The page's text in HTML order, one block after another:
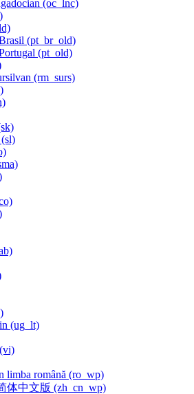
‎(oc_lnc)‎
‎(pt_br_old)‎
‎(pt_old)‎
‎(rm_surs)‎
‎(ug_lt)‎
limba română ‎(ro_wp)‎
体中文版 ‎(zh_cn_wp)‎